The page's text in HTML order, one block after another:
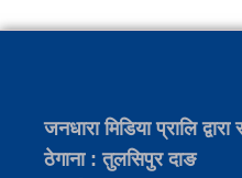
जनधारा मिडिया प्रालि
ठेगाना : तुलसिपुर दाङ